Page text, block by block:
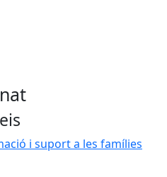
i suport a les famílies